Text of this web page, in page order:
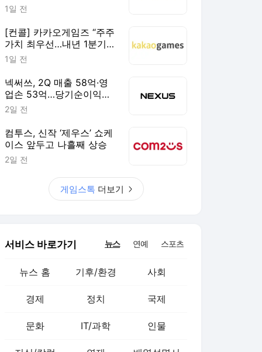
1일 전
[컨콜] 카카오게임즈 “주주
가치 최우선…내년 1분기
흑전 가능”
1일 전
넥써쓰, 2Q 매출 58억·영
업손 53억…당기순이익은
81억 “원스토어 효과”
2일 전
컴투스, 신작 ‘제우스’ 쇼케
이스 앞두고 나흘째 상승
2일 전
게임스톡 더보기
서비스 바로가기 뉴스 연예 스포츠
뉴스 홈 기후/환경 사회
경제 정치 국제
문화 IT/과학 인물